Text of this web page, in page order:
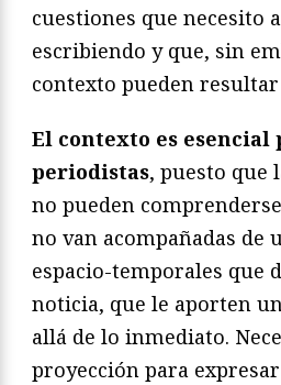
cuestiones que necesito
escribiendo y que, sin
contexto pueden resultar
El contexto es esencial
periodistas, puesto que
no pueden
no van acompañadas de
espacio-temporales que
noticia, que le aporten
allá de lo inmediato.
proyección para